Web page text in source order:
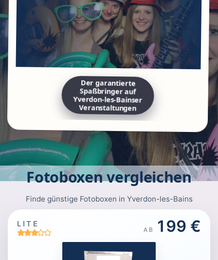
Der garantierte
Spaßbringer auf
Yverdon-les-Bainser
Veranstaltungen
Fotoboxen vergleichen
Finde günstige Fotoboxen in Yverdon-les-Bains
LITE
AB 199 €